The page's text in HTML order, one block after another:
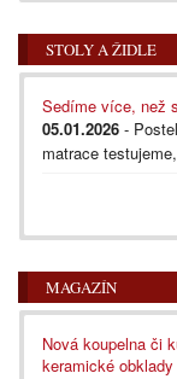
STOLY A ŽIDLE
Sedíme více, než
05.01.2026 -
matrace
MAGAZÍN
Nová koupelna či
keramické